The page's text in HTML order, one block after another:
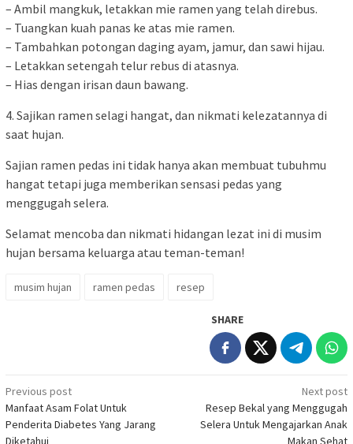
– Ambil mangkuk, letakkan mie ramen yang telah direbus.
– Tuangkan kuah panas ke atas mie ramen.
– Tambahkan potongan daging ayam, jamur, dan sawi hijau.
– Letakkan setengah telur rebus di atasnya.
– Hias dengan irisan daun bawang.
4. Sajikan ramen selagi hangat, dan nikmati kelezatannya di
saat hujan.
Sajian ramen pedas ini tidak hanya akan membuat tubuhmu
hangat tetapi juga memberikan sensasi pedas yang
menggugah selera.
Selamat mencoba dan nikmati hidangan lezat ini di musim
hujan bersama keluarga atau teman-teman!
musim hujan ramen pedas resep
SHARE
Post
navigation
Previous post
Manfaat Asam Folat Untuk
Penderita Diabetes Yang Jarang
Diketahui
Next post
Resep Bekal yang Menggugah
Selera Untuk Mengajarkan Anak
Makan Sehat